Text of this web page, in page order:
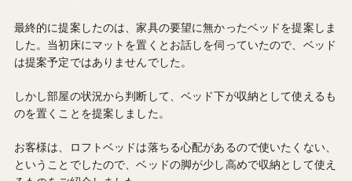
最終的に提案したのは、家具の要望に無かったベッドを提案しま
した。当初床にマットを置くとお話しを伺っていたので、ベッド
は提案予定ではありませんでした。
しかし部屋の状況から判断して、ベッド下が収納として使えるも
のを置くことを提案しました。
お客様は、ロフトベッドは落ちる心配があるので使いたくない、
ということでしたので、ベッドの脚が少し高めで収納として使え